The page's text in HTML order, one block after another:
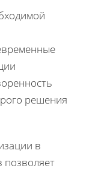
решения
в
позволяет